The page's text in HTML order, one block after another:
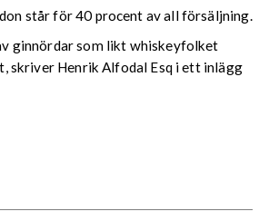
står för 40 procent av all försäljning.
ginnördar som likt whiskeyfolket
skriver Henrik Alfodal Esq i ett inlägg